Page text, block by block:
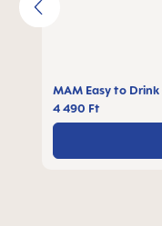
MAM Easy to
4 490 Ft